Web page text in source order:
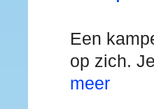
Een
op zich.
meer